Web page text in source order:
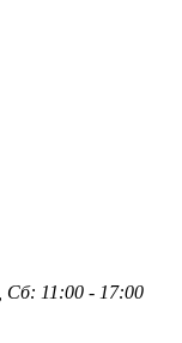
11:00 - 17:00